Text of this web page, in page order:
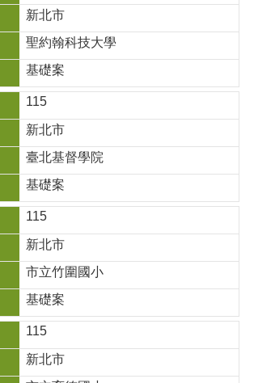
新北市
聖約翰科技大學
基礎案
115
新北市
臺北基督學院
基礎案
115
新北市
市立竹圍國小
基礎案
115
新北市